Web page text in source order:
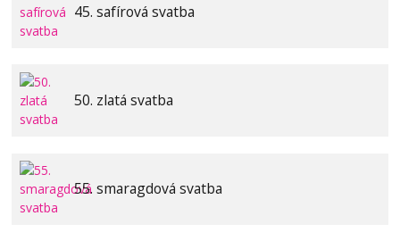
45. safírová svatba
50. zlatá svatba
55. smaragdová svatba